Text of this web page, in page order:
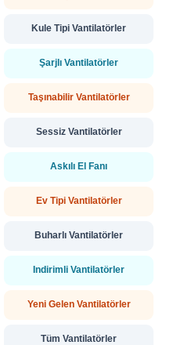
Kule Tipi Vantilatörler
Şarjlı Vantilatörler
Taşınabilir Vantilatörler
Sessiz Vantilatörler
Askılı El Fanı
Ev Tipi Vantilatörler
Buharlı Vantilatörler
İndirimli Vantilatörler
Yeni Gelen Vantilatörler
Tüm Vantilatörler